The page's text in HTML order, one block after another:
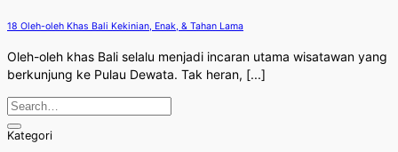
18 Oleh-oleh Khas Bali Kekinian, Enak, & Tahan Lama
Oleh-oleh khas Bali selalu menjadi incaran utama wisatawan yang
berkunjung ke Pulau Dewata. Tak heran, [...]
Kategori